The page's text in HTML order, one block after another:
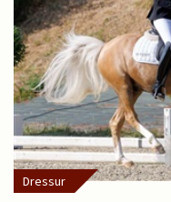
Dressur